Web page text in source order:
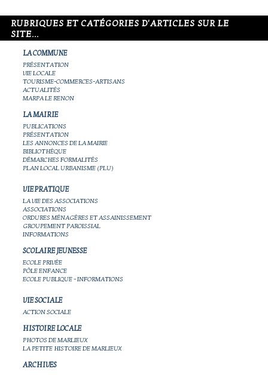
RUBRIQUES ET CATÉGORIES D'ARTICLES SUR LE
SITE...
LA COMMUNE
PRÉSENTATION
VIE LOCALE
TOURISME-COMMERCES-ARTISANS
ACTUALITÉS
MARPA LE RENON
LA MAIRIE
PUBLICATIONS
PRÉSENTATION
LES ANNONCES DE LA MAIRIE
BIBLIOTHÈQUE
DÉMARCHES FORMALITÉS
PLAN LOCAL URBANISME (PLU)
VIE PRATIQUE
LA VIE DES ASSOCIATIONS
ASSOCIATIONS
ORDURES MÉNAGÈRES ET ASSAINISSEMENT
GROUPEMENT PAROISSIAL
INFORMATIONS
SCOLAIRE JEUNESSE
ECOLE PRIVÉE
PÔLE ENFANCE
ECOLE PUBLIQUE - INFORMATIONS
VIE SOCIALE
ACTION SOCIALE
HISTOIRE LOCALE
PHOTOS DE MARLIEUX
LA PETITE HISTOIRE DE MARLIEUX
ARCHIVES